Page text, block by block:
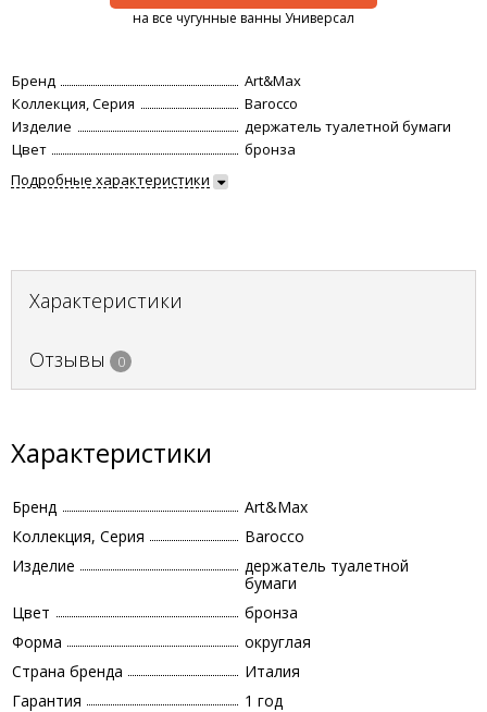
на все чугунные ванны Универсал
Бренд
Art&Max
Коллекция, Серия
Barocco
Изделие
держатель туалетной бумаги
Цвет
бронза
Подробные характеристики
Характеристики
Отзывы 0
Характеристики
Бренд
Art&Max
Коллекция, Серия
Barocco
Изделие
держатель туалетной
бумаги
Цвет
бронза
Форма
округлая
Страна бренда
Италия
Гарантия
1 год